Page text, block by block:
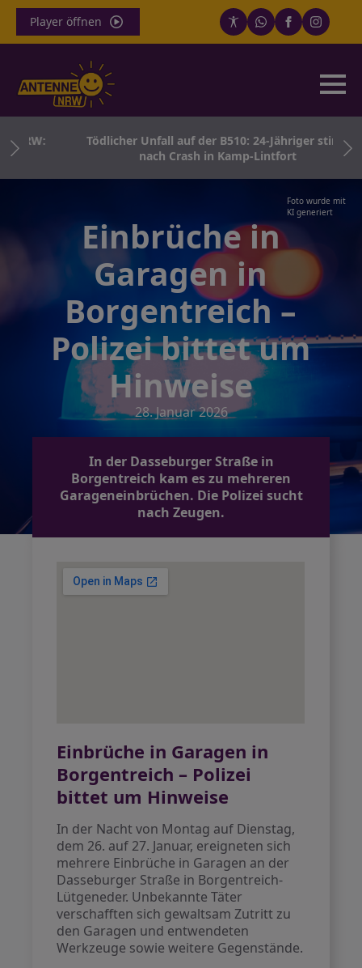
Player öffnen
Tödlicher Unfall auf der B510: 24-Jähriger stirbt
nach Crash in Kamp-Lintfort
Foto wurde mit
KI generiert
Einbrüche in
Garagen in
Borgentreich –
Polizei bittet um
Hinweise
28. Januar 2026
In der Dasseburger Straße in
Borgentreich kam es zu mehreren
Garageneinbrüchen. Die Polizei sucht
nach Zeugen.
Einbrüche in Garagen in
Borgentreich – Polizei
bittet um Hinweise
In der Nacht von Montag auf Dienstag,
dem 26. auf 27. Januar, ereigneten sich
mehrere Einbrüche in Garagen an der
Dasseburger Straße in Borgentreich-
Lütgeneder. Unbekannte Täter
verschafften sich gewaltsam Zutritt zu
den Garagen und entwendeten
Werkzeuge sowie weitere Gegenstände.